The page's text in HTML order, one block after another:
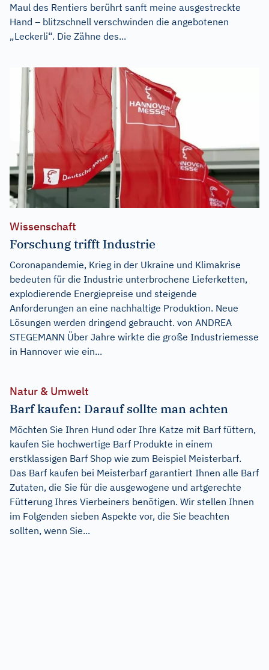
Maul des Rentiers berührt sanft meine ausgestreckte
Hand – blitzschnell verschwinden die angebotenen
„Leckerli“. Die Zähne des...
Wissenschaft
Forschung trifft Industrie
Coronapandemie, Krieg in der Ukraine und Klimakrise
bedeuten für die Industrie unterbrochene Lieferketten,
explodierende Energiepreise und steigende
Anforderungen an eine nachhaltige Produktion. Neue
Lösungen werden dringend gebraucht. von ANDREA
STEGEMANN Über Jahre wirkte die große Industriemesse
in Hannover wie ein...
Natur & Umwelt
Barf kaufen: Darauf sollte man achten
Möchten Sie Ihren Hund oder Ihre Katze mit Barf füttern,
kaufen Sie hochwertige Barf Produkte in einem
erstklassigen Barf Shop wie zum Beispiel Meisterbarf.
Das Barf kaufen bei Meisterbarf garantiert Ihnen alle Barf
Zutaten, die Sie für die ausgewogene und artgerechte
Fütterung Ihres Vierbeiners benötigen. Wir stellen Ihnen
im Folgenden sieben Aspekte vor, die Sie beachten
sollten, wenn Sie...